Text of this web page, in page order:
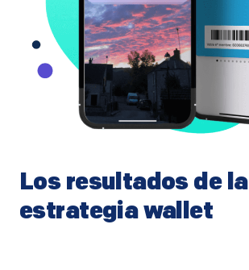
Los resultados de la
estrategia wallet